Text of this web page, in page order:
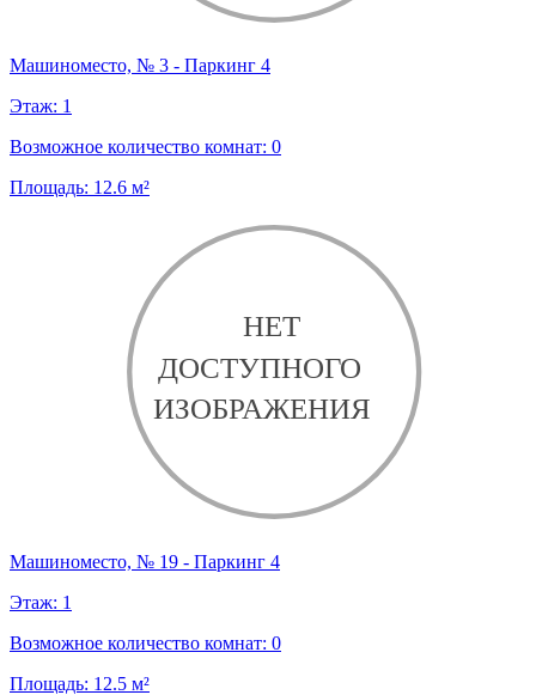
Машиноместо, № 3 - Паркинг 4
Этаж: 1
Возможное количество комнат: 0
Площадь: 12.6 м²
Машиноместо, № 19 - Паркинг 4
Этаж: 1
Возможное количество комнат: 0
Площадь: 12.5 м²